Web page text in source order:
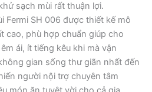
sạch mùi rất thuận lợi.
Fermi SH 006 được thiết kế mô
cao, phù hợp chuẩn giúp cho
ái, ít tiếng kêu khi mà vận
gian sống thư giãn nhất đến
người nội trợ chuyên tâm